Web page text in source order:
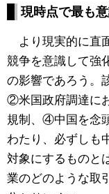
現時点で最も
より現実的に直
競争を意識して強
の影響であろう。
②米国政府調達に
規制、④中国を念
わたり、必ずしも
対象にするものと
業のどのような取